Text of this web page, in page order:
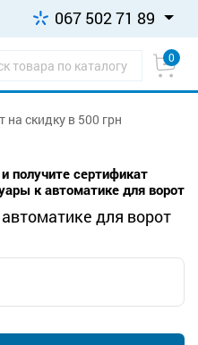
067 502 71 89
0
на скидку в 500 грн
получите сертификат
к автоматике для ворот
для ворот